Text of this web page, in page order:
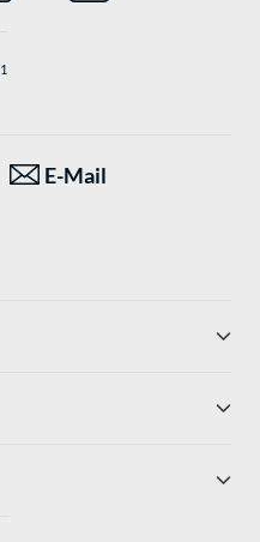
1
E-Mail